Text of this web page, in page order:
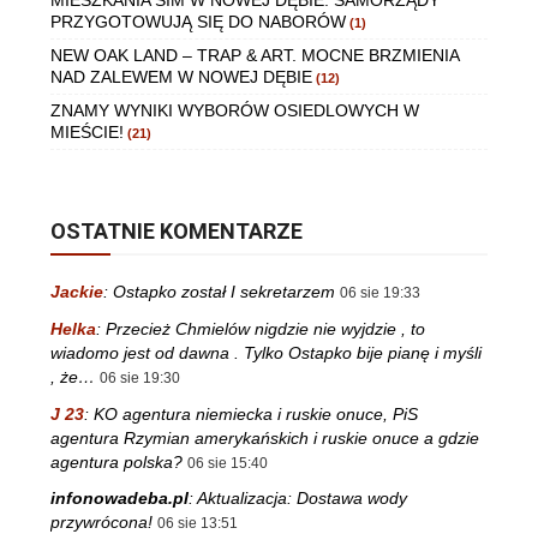
PRZYGOTOWUJĄ SIĘ DO NABORÓW (1)
NEW OAK LAND – TRAP & ART. MOCNE BRZMIENIA
NAD ZALEWEM W NOWEJ DĘBIE (12)
ZNAMY WYNIKI WYBORÓW OSIEDLOWYCH W
MIEŚCIE! (21)
OSTATNIE KOMENTARZE
Jackie: Ostapko został I sekretarzem 06 sie 19:33
Helka: Przecież Chmielów nigdzie nie wyjdzie , to
wiadomo jest od dawna . Tylko Ostapko bije pianę i myśli
, że… 06 sie 19:30
J 23: KO agentura niemiecka i ruskie onuce, PiS
agentura Rzymian amerykańskich i ruskie onuce a gdzie
agentura polska? 06 sie 15:40
infonowadeba.pl:Aktualizacja: Dostawa wody
przywrócona! 06 sie 13:51